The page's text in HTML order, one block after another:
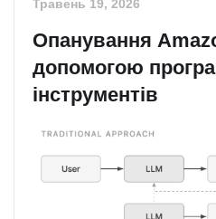
Травень 19, 2026
Опанування
допомогою
інструментів